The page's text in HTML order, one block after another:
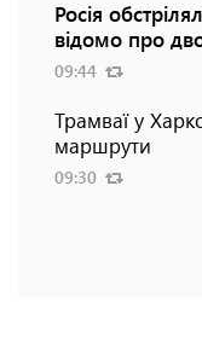
Росія
відомо про
09:44
Трамваї у
маршрути
09:30